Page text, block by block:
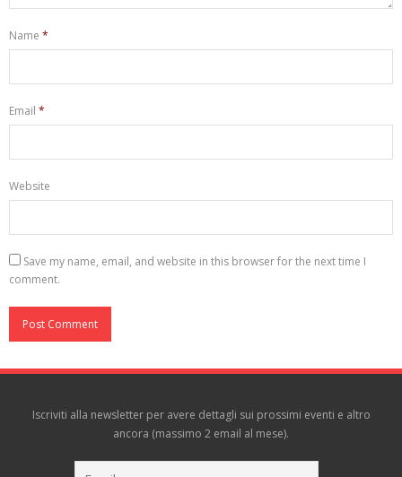
Name *
Email *
Website
Save my name, email, and website in this browser for the next time I
comment.
Iscriviti alla newsletter per avere dettagli sui prossimi eventi e altro
ancora (massimo 2 email al mese).